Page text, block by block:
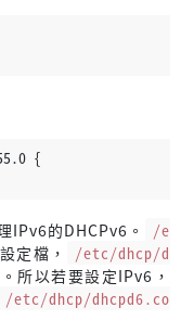
{
IPv6的DHCPv6。
/e
定檔，
/etc/dhcp/d
所以若要設定IPv6，
/etc/dhcp/dhcpd6.co